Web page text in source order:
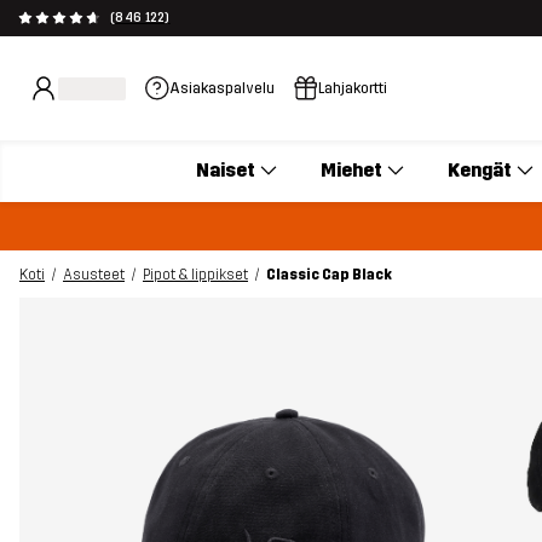
(846 122)
Asiakaspalvelu Lahjakortti
Naiset Miehet Kengät
Koti Asusteet Pipot & lippikset
Classic Cap Black